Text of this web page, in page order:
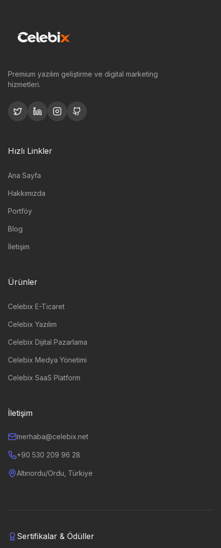
Premium yazılım geliştirme ve digital marketing
hizmetleri.
Hızlı Linkler
Ana Sayfa
Hakkımızda
Portföy
Blog
İletişim
Ürünler
Celebix E-Ticaret
Celebix Yazılım
Celebix Dijital Pazarlama
Celebix Medya Yönetimi
Celebix SaaS Platform
İletişim
merhaba@celebix.net
+90 530 209 96 28
Altınordu/Ordu, Türkiye
Sertifikalar & Ödüller